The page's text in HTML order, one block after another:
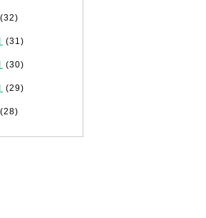
(32)
(31)
(30)
(29)
(28)